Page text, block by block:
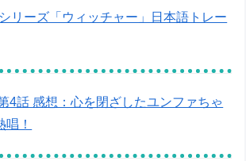
リーズ「ウィッチャー」日本語トレー
4話 感想：心を閉ざしたユンファちゃ
！